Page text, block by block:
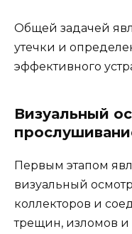
Общей задачей
утечки и
эффективного
Визуальный
Первым этапом
визуальный
коллекторов и
трещин, изломов